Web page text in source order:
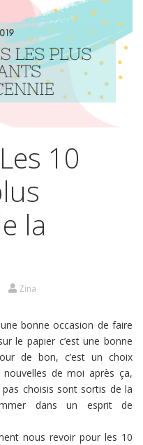
10
la
Zina
bonne occasion de faire
le papier c’est une bonne
de bon, c’est un choix
nouvelles de moi après ça,
pas choisis sont sortis de la
dans un esprit de
nous revoir pour les 10